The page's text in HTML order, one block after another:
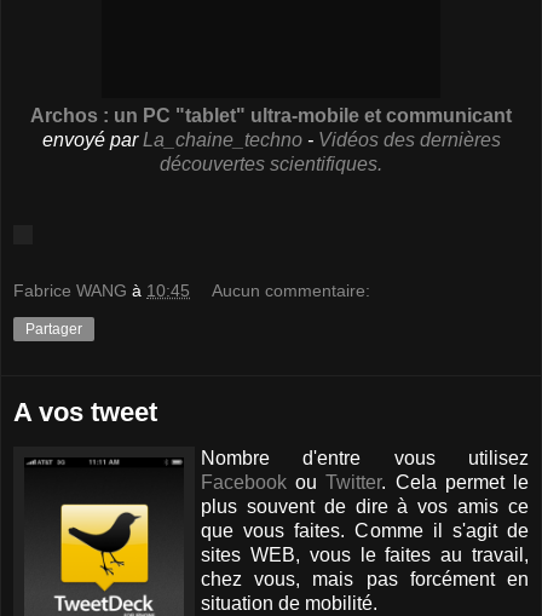
Archos : un PC "tablet" ultra-mobile et communicant
envoyé parLa_chaine_techno- Vidéos des dernières
découvertes scientifiques.
Fabrice WANG à 10:45 Aucun commentaire:
Partager
A vos tweet
Nombre d'entre vous utilisez
Facebook ouTwitter. Cela permet le
plus souvent de dire à vos amis ce
que vous faites. Comme il s'agit de
sites WEB, vous le faites au travail,
chez vous, mais pas forcément en
situation de mobilité.